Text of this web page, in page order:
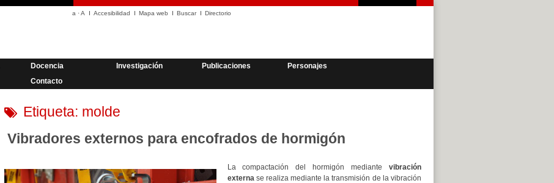
a ·A Accesibilidad Mapa web Buscar Directorio
Docencia Investigación Publicaciones
Personajes
Contacto
Etiqueta: molde
Vibradores externos para encofrados de hormigón
La compactación del hormigón mediante vibración
externase realiza mediante la transmisión de la vibración